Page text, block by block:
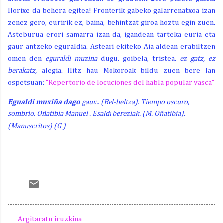
Horixe da behera egitea! Fronterik gabeko galarrenatxoa izan
zenez gero, euririk ez, baina, behintzat giroa hoztu egin zuen.
Asteburua erori samarra izan da, igandean tarteka euria eta
gaur antzeko eguraldia. Asteari ekiteko Aia aldean erabiltzen
omen den eguraldi muzinadugu, goibela, tristea, ez gatz, ez
berakatz, alegia. Hitz hau Mokoroak bildu zuen bere lan
ospetsuan: “Repertorio de locuciones del habla popular vasca”
Egualdi muxiña dago gaur... (Bel-beltza). Tiempo oscuro,
sombrío. Oñatibia Manuel . Esaldi bereziak. (M. Oñatibia).
(Manuscritos) (G )
Argitaratu iruzkina